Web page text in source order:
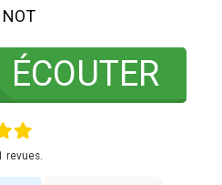
NOT
ÉCOUTER
revues.